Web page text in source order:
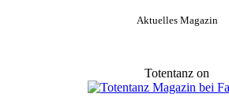
Aktuelles Magazin
Totentanz on